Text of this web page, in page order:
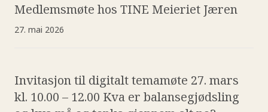
Medlemsmøte hos TINE Meieriet Jæren
27. mai 2026
Invitasjon til digitalt temamøte 27. mars
kl. 10.00 – 12.00 Kva er balansegjødsling